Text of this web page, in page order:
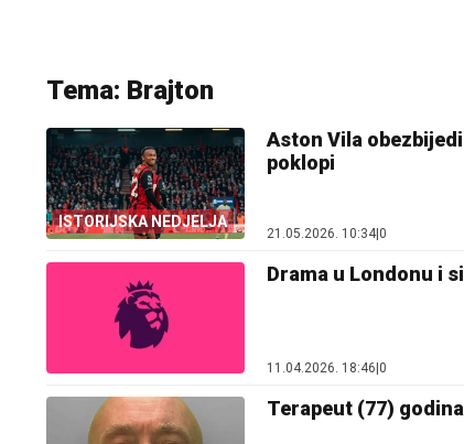
Tema: Brajton
ISTORIJSKA NEDJELJA
Aston Vila
poklopi
21.05.2026. 10:34 0
Drama u Londonu i
11.04.2026. 18:46 0
Terapeut (77)